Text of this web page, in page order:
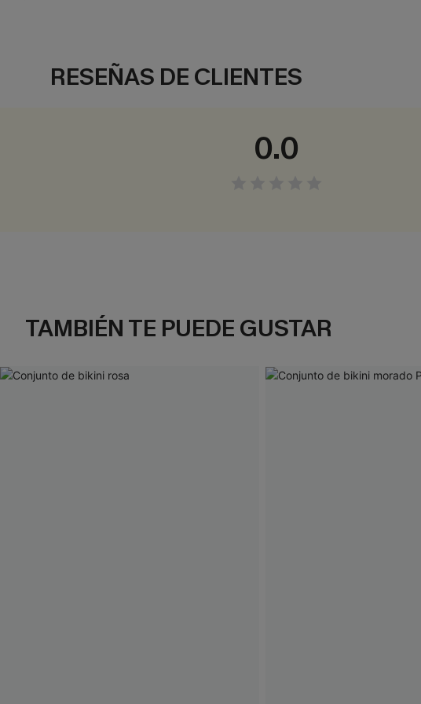
RESEÑAS DE CLIENTES
0.0
TAMBIÉN TE PUEDE GUSTAR